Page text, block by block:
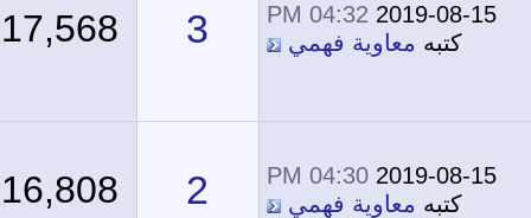
2019-08-15
04:32 PM
كتبهمعاوية فهمي 3
17,568
2019-08-15
04:30 PM
كتبهمعاوية فهمي 2
16,808